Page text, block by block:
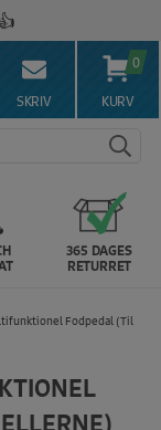
15 ☎️
💰
SKRIV
0
KURV
365 DAGES
RETURRET
Fodpedal (Til